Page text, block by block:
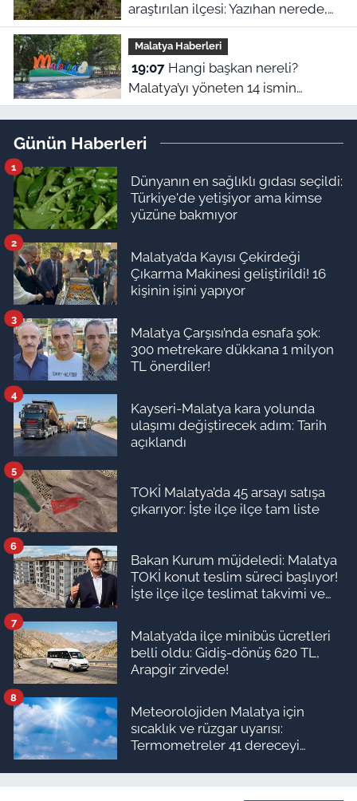
araştırılan ilçesi: Yazıhan nerede,
Malatya’nın neresinde kalıyor?
Malatya Haberleri
19:07Hangi başkan nereli?
Malatya’yı yöneten 14 ismin
şaşırtan memleket haritası
Günün Haberleri
Dünyanın en sağlıklı gıdası seçildi:
Türkiye'de yetişiyor ama kimse
yüzüne bakmıyor
1
Malatya’da Kayısı Çekirdeği
Çıkarma Makinesi geliştirildi! 16
kişinin işini yapıyor
2
Malatya Çarşısı’nda esnafa şok:
300 metrekare dükkana 1 milyon
TL önerdiler!
3
Kayseri-Malatya kara yolunda
ulaşımı değiştirecek adım: Tarih
açıklandı
4
TOKİ Malatya’da 45 arsayı satışa
çıkarıyor: İşte ilçe ilçe tam liste
5
Bakan Kurum müjdeledi: Malatya
TOKİ konut teslim süreci başlıyor!
İşte ilçe ilçe teslimat takvimi ve
6
Malatya’da ilçe minibüs ücretleri
belli oldu: Gidiş-dönüş 620 TL,
Arapgir zirvede!
7
Meteorolojiden Malatya için
sıcaklık ve rüzgar uyarısı:
Termometreler 41 dereceyi
8